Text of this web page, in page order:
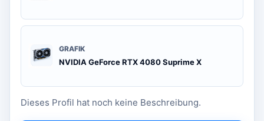
GRAFIK
NVIDIA GeForce RTX 4080 Suprime X
Dieses Profil hat noch keine Beschreibung.